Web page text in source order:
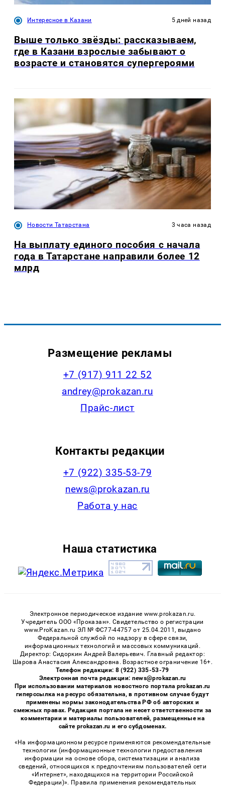
Интересное в Казани 5 дней назад
Выше только звёзды: рассказываем,
где в Казани взрослые забывают о
возрасте и становятся супергероями
Новости Татарстана 3 часа назад
На выплату единого пособия с начала
года в Татарстане направили более 12
млрд
Размещение рекламы
+7 (917) 911 22 52
andrey@prokazan.ru
Прайс-лист
Контакты редакции
+7 (922) 335-53-79
news@prokazan.ru
Работа у нас
Наша статистика
Электронное периодическое издание www.prokazan.ru.
Учредитель ООО «Проказан». Cвидетельство о регистрации
www.ProKazan.ru ЭЛ № ФС77-44757 от 25.04.2011, выдано
Федеральной службой по надзору в сфере связи,
информационных технологий и массовых коммуникаций.
Директор: Сидоркин Андрей Валерьевич. Главный редактор:
Шарова Анастасия Александровна. Возрастное ограничение 16+.
Телефон редакции: 8 (922) 335-53-79
Электронная почта редакции: news@prokazan.ru
При использовании материалов новостного портала prokazan.ru
гиперссылка на ресурс обязательна, в противном случае будут
применены нормы законодательства РФ об авторских и
смежных правах. Редакция портала не несет ответственности за
комментарии и материалы пользователей, размещенные на
сайте prokazan.ru и его субдоменах.
«На информационном ресурсе применяются рекомендательные
технологии (информационные технологии предоставления
информации на основе сбора, систематизации и анализа
сведений, относящихся к предпочтениям пользователей сети
«Интернет», находящихся на территории Российской
Федерации)». Правила применения рекомендательных